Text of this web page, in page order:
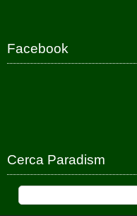
Facebook
Cerca Paradism